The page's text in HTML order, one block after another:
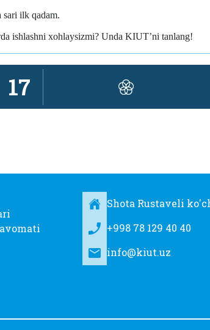
ilk qadam.
ishlashni xohlaysizmi? Unda KIUTʼni tanlang!
17
Shota Rustaveli
+998 78 129 40 40
info@kiut.uz